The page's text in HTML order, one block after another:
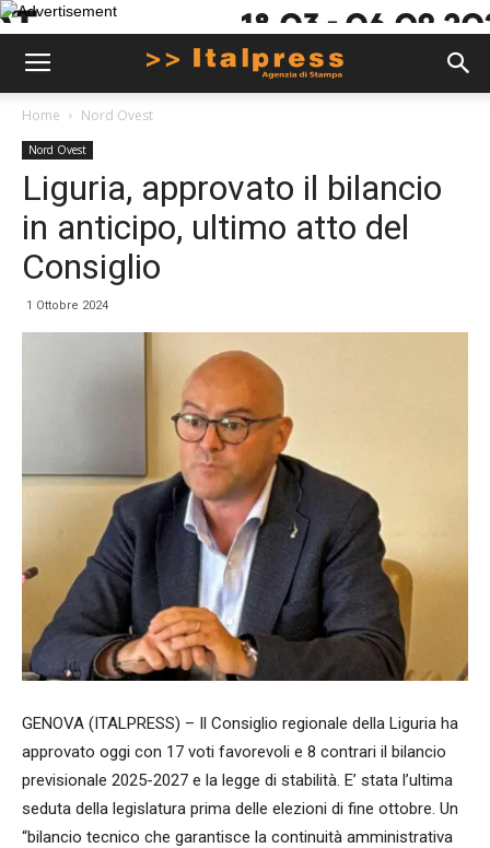
Home Nord Ovest
Nord Ovest
Liguria, approvato il bilancio
in anticipo, ultimo atto del
Consiglio
1 Ottobre 2024
GENOVA (ITALPRESS) – Il Consiglio regionale della Liguria ha
approvato oggi con 17 voti favorevoli e 8 contrari il bilancio
previsionale 2025-2027 e la legge di stabilità. E’ stata l’ultima
seduta della legislatura prima delle elezioni di fine ottobre. Un
“bilancio tecnico che garantisce la continuità amministrativa